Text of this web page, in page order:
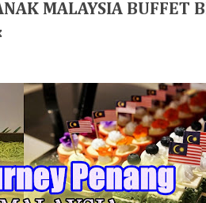
MALAYSIA BUFFET